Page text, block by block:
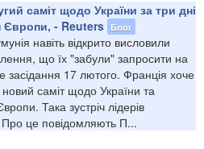
саміт щодо України за три дні
Європи, - Reuters Блог
навіть відкрито висловили
що їх "забули" запросити на
засідання 17 лютого. Франція хоче
саміт щодо України та
Така зустріч лідерів
Про це повідомляють П...